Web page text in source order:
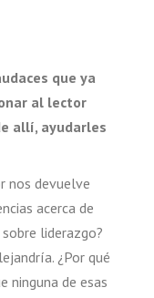
que ya
al lector
allí, ayudarles
nos devuelve
acerca de
liderazgo?
¿Por qué
ninguna de esas